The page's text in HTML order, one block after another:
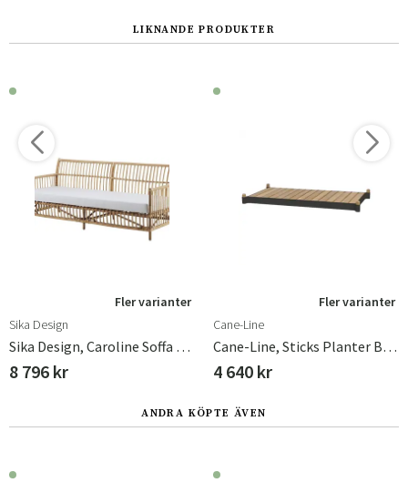
LIKNANDE PRODUKTER
Fler varianter
Sika Design
Sika Design, Caroline Soffa Rotting Natur
8 796 kr
Fler varianter
Cane-Line
Cane-Line, Sticks Planter Bänk Teak/lava Grey
4 640 kr
ANDRA KÖPTE ÄVEN